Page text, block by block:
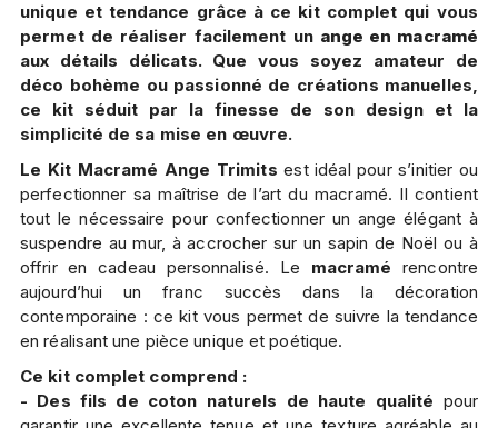
unique et tendance grâce à ce kit complet qui vous
permet de réaliser facilement un ange en macramé
aux détails délicats. Que vous soyez amateur de
déco bohème ou passionné de créations manuelles,
ce kit séduit par la finesse de son design et la
simplicité de sa mise en œuvre.
Le Kit Macramé Ange Trimits est idéal pour s’initier ou
perfectionner sa maîtrise de l’art du macramé. Il contient
tout le nécessaire pour confectionner un ange élégant à
suspendre au mur, à accrocher sur un sapin de Noël ou à
offrir en cadeau personnalisé. Le macramé rencontre
aujourd’hui un franc succès dans la décoration
contemporaine : ce kit vous permet de suivre la tendance
en réalisant une pièce unique et poétique.
Ce kit complet comprend :
- Des fils de coton naturels de haute qualité pour